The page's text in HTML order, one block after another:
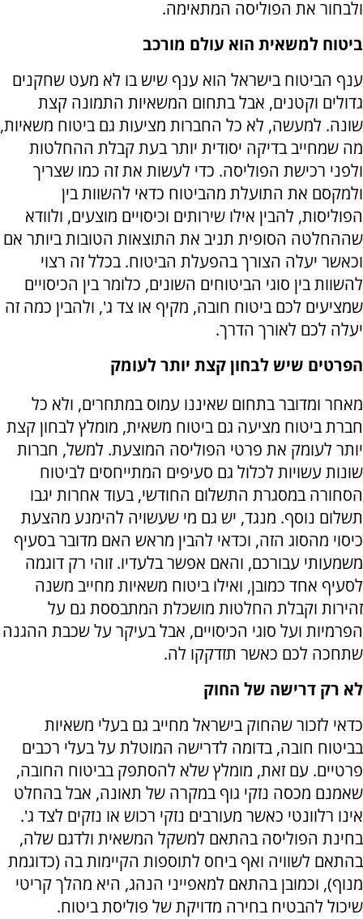
ולבחור את הפוליסה המתאימה.
ביטוח למשאית הוא עולם מורכב
ענף הביטוח בישראל הוא ענף שיש בו לא מעט שחקנים
גדולים וקטנים, אבל בתחום המשאיות התמונה קצת
שונה. למעשה, לא כל החברות מציעות גם ביטוח משאיות,
מה שמחייב בדיקה יסודית יותר בעת קבלת ההחלטות
ולפני רכישת הפוליסה. כדי לעשות את זה כמו שצריך
ולמקסם את התועלת מהביטוח כדאי להשוות בין
הפוליסות, להבין אילו שירותים וכיסויים מוצעים, ולוודא
שההחלטה הסופית תניב את התוצאות הטובות ביותר אם
וכאשר יעלה הצורך בהפעלת הביטוח. בכלל זה רצוי
להשוות בין סוגי הביטוחים השונים, כלומר בין הכיסויים
שמציעים לכם ביטוח חובה, מקיף או צד ג', ולהבין כמה זה
יעלה לכם לאורך הדרך.
הפרטים שיש לבחון קצת יותר לעומק
מאחר ומדובר בתחום שאיננו עמוס במתחרים, ולא כל
חברת ביטוח מציעה גם ביטוח משאית, מומלץ לבחון קצת
יותר לעומק את פרטי הפוליסה המוצעת. למשל, חברות
שונות עשויות לכלול גם סעיפים המתייחסים לביטוח
הסחורה במסגרת התשלום החודשי, בעוד אחרות יגבו
תשלום נוסף. מנגד, יש גם מי שעשויה להימנע מהצעת
כיסוי מהסוג הזה, וכדאי להבין מראש האם מדובר בסעיף
משמעותי עבורכם, והאם אפשר בלעדיו. זוהי רק דוגמה
לסעיף אחד כמובן, ואילו ביטוח משאיות מחייב משנה
זהירות וקבלת החלטות מושכלת המתבססת גם על
הפרמיות ועל סוגי הכיסויים, אבל בעיקר על שכבת ההגנה
שתחכה לכם כאשר תזדקקו לה.
לא רק דרישה של החוק
כדאי לזכור שהחוק בישראל מחייב גם בעלי משאיות
בביטוח חובה, בדומה לדרישה המוטלת על בעלי רכבים
פרטיים. עם זאת, מומלץ שלא להסתפק בביטוח החובה,
שאמנם מכסה נזקי גוף במקרה של תאונה, אבל בהחלט
אינו רלוונטי כאשר מעורבים נזקי רכוש או נזקים לצד ג'.
בחינת הפוליסה בהתאם למשקל המשאית ולדגם שלה,
בהתאם לשוויה ואף ביחס לתוספות הקיימות בה (כדוגמת
מנוף), וכמובן בהתאם למאפייני הנהג, היא מהלך קריטי
שיכול להבטיח בחירה מדויקת של פוליסת ביטוח.